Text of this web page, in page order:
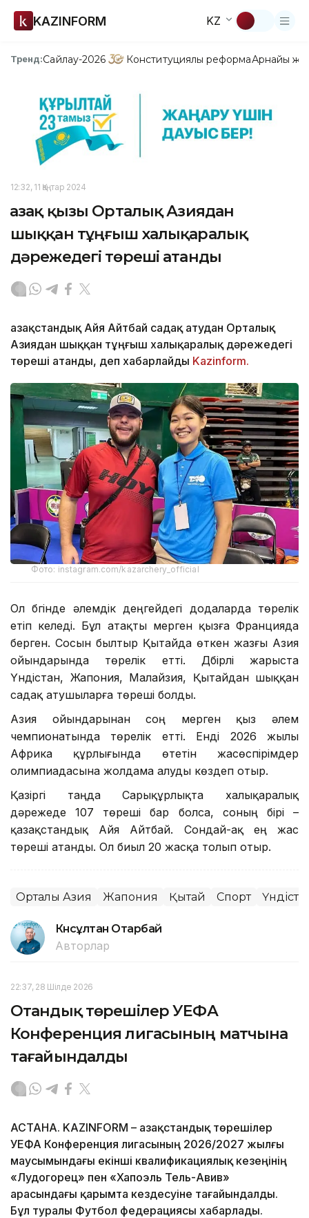
KAZINFORM KZ
Тренд:Сайлау-2026 Конституциялық реформаАрнайы
12:32, 11 Қаңтар 2024
Қазақ қызы Орталық Азиядан
шыққан тұңғыш халықаралық
дәрежедегі төреші атанды
Қазақстандық Айя Айтбай садақ атудан Орталық
Азиядан шыққан тұңғыш халықаралық дәрежедегі
төреші атанды, деп хабарлайды Kazinform.
Фото: instagram.com/kazarchery_official
Ол бүгінде әлемдік деңгейдегі додаларда төрелік
етіп келеді. Бұл атақты мерген қызға Францияда
берген. Сосын былтыр Қытайда өткен жазғы Азия
ойындарында төрелік етті. Дүбірлі жарыста
Үндістан, Жапония, Малайзия, Қытайдан шыққан
садақ атушыларға төреші болды.
Азия ойындарынан соң мерген қыз әлем
чемпионатында төрелік етті. Енді 2026 жылы
Африка құрлығында өтетін жасөспірімдер
олимпиадасына жолдама алуды көздеп отыр.
Қазіргі таңда Сарықұрлықта халықаралық
дәрежеде 107 төреші бар болса, соның бірі –
қазақстандық Айя Айтбай. Сондай-ақ ең жас
төреші атанды. Ол биыл 20 жасқа толып отыр.
Орталық Азия Жапония Қытай Спорт
Күнсұлтан Отарбай
Авторлар
22:37, 28 Шілде 2026
Отандық төрешілер УЕФА
Конференция лигасының матчына
тағайындалды
АСТАНА. KAZINFORM – Қазақстандық төрешілер
УЕФА Конференция лигасының 2026/2027 жылғы
маусымындағы екінші квалификациялық кезеңінің
«Лудогорец» пен «Хапоэль Тель-Авив»
арасындағы қарымта кездесуіне тағайындалды.
Бұл туралы Футбол федерациясы хабарлады.